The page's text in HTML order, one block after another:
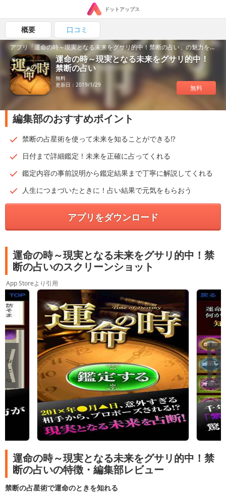
ドットアップス
概要 口コミ
アプリ「運命の時～現実となる未来をグサリ的中！禁断の占い」の魅力を紹介！
運命の時～現実となる未来をグサリ的中！
禁断の占い
無料
更新日：2019/1/29
無料
編集部のおすすめポイント
禁断の占星術を使って未来を知ることができる⁉
日付まで詳細鑑定！未来を正確に占ってくれる
鑑定内容の事前説明から鑑定結果まで丁寧に解説してくれる
人生につまづいたときに！占い結果で元気をもらおう
アプリをダウンロード
運命の時～現実となる未来をグサリ的中！禁
断の占いのスクリーンショット
App Storeより引用
運命の時～現実となる未来をグサリ的中！禁
断の占いの特徴・編集部レビュー
禁断の占星術で運命のときを知れる